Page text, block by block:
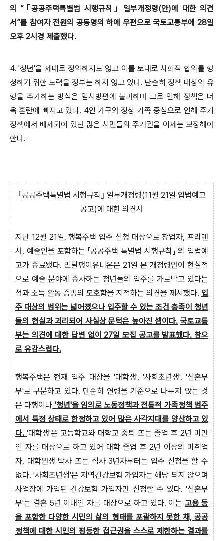
의 “｢공공주택특별법 시행규칙｣ 일부개정령(안)에 대한 의견
서”를 참여자 전원의 공동명의 하에 우편으로 국토교통부에 28일
오후 2시경 제출했다.
4. '청년'을 제대로 정의하지도 않고 이를 토대로 사회적 합의를 형
셩하기 위한 노력을 정부는 하지 않고 있다. 단순히 정책 대상의 유
형을 추가하는 방식은 임시방편에 불과하며 그로 인해 정책은 더
욱 혼란에 빠지고 있다. 4인 가구와 정상 가족 중심으로 인해 주거
정책에서 배제되어 있던 많은 시민들의 주거권을 이제는 보장해야
한다.
｢공공주택특별법 시행규칙｣ 일부개정령(11월 21일 입법예고
공고)에 대한 의견서
지난 12월 21일, 행복주택 입주 신청 대상으로 창업자, 프리랜
서, 예술인을 포함하는 「공공주택 특별법 시행규칙」 의 입법예
고가 종료됐다. 민달팽이유니온은 21일 본 개정령안이 현실적
으로 예술 분야에 종사하는 청년들의 입주를 가로막고 있다는
점과 소득 활동 증빙의 모호함을 지적하는 의견을 제시했다. 입
주 대상의 범위는 넓어졌으나 입주할 수 있는 조건 충족이 청년
들의 현실과 괴리되어 사실상 문턱은 높아진 셈이다. 국토교통
부는 의견에 대한 답변 없이 27일 모집 공고를 발표했다. 참으
로 유감스럽다.
행복주택은 현재 입주 대상을 '대학생', '사회초년생', '신혼부
부'로 구분하고 있다. 단순히 연령을 기준으로 나누지 않는 것
은 다행이나 '청년'을 임의로 노동정책과 전통적 가족정책 범주
에서 특정 상태로 한정하고 있어 많은 사각지대를 양산하고 있
다. '대학생'은 고등학교와 대학교 중퇴 또는 졸업 후 2년 미만
인 자를 대상으로 하고 있어 대학 졸업 후 2년 이상의 미취업
자, 대학원생 박사 또는 석사 3년차부터는 입주 신청을 할 수
없다. '사회초년생'은 지역건강보험 가입자는 해당 되지 않으며
사업장에 가입된 건강보험 가입자만 신청할 수 있다. '신혼부
부'는 결혼 5년 이내인 자를 대상으로 하고 있다. 이는고용 등
을 포함한 다양한 시민의 삶의 형태를 포괄하지 못한 채, 공공
정책에 대한 시민의 평등한 접근권을 스스로 제한하는 결과를